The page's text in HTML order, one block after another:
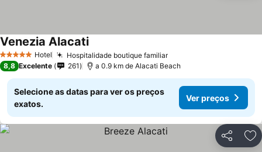
5 Estrelas Hotel Hospitalidade boutique familiarVer preços
Venezia AlacatiVer preços
8,8 Excelente 261 a 0.9 km de Alacati Beach
Selecione as datas para ver os preços
exatos.
Ver preços
Partilhar